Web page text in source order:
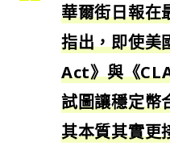
華爾街日報在
指出，即使美
Act》與《
試圖讓穩定幣
其本質其實更